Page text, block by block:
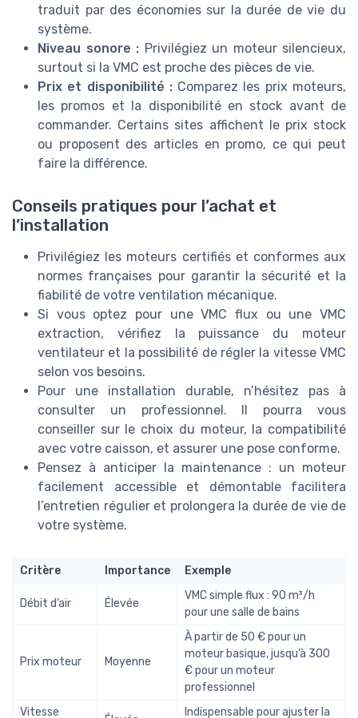
traduit par des économies sur la durée de vie du
système.
Niveau sonore : Privilégiez un moteur silencieux,
surtout si la VMC est proche des pièces de vie.
Prix et disponibilité :Comparez les prix moteurs,
les promos et la disponibilité en stock avant de
commander. Certains sites affichent le prix stock
ou proposent des articles en promo, ce qui peut
faire la différence.
Conseils pratiques pour l’achat et
l’installation
Privilégiez les moteurs certifiés et conformes aux
normes françaises pour garantir la sécurité et la
fiabilité de votre ventilation mécanique.
Si vous optez pour une VMC flux ou une VMC
extraction, vérifiez la puissance du moteur
ventilateur et la possibilité de régler la vitesse VMC
selon vos besoins.
Pour une installation durable, n’hésitez pas à
consulter un professionnel. Il pourra vous
conseiller sur le choix du moteur, la compatibilité
avec votre caisson, et assurer une pose conforme.
Pensez à anticiper la maintenance : un moteur
facilement accessible et démontable facilitera
l’entretien régulier et prolongera la durée de vie de
votre système.
Critère Importance Exemple
Débit d’air Élevée
VMC simple flux : 90 m³/h
pour une salle de bains
Prix moteur Moyenne
À partir de 50 € pour un
moteur basique, jusqu’à 300
€ pour un moteur
professionnel
Vitesse
Indispensable pour ajuster la